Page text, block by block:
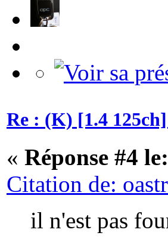
Re : (K) [1.4
« Réponse #4 le:
Citation de:
il n'est pas